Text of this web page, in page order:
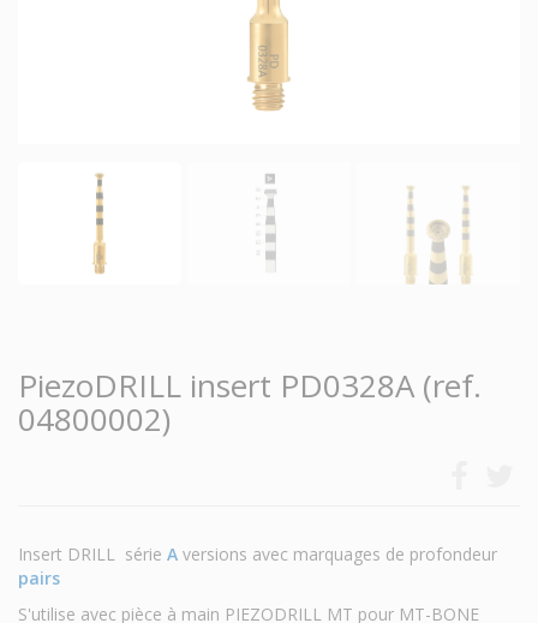
PiezoDRILL insert PD0328A (ref.
04800002)
Insert DRILL série A versions avec marquages de profondeur
pairs
S'utilise avec pièce à main PIEZODRILL MT pour MT-BONE